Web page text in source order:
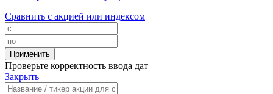
Сравнить с акцией или индексом
Проверьте корректность ввода дат
Закрыть